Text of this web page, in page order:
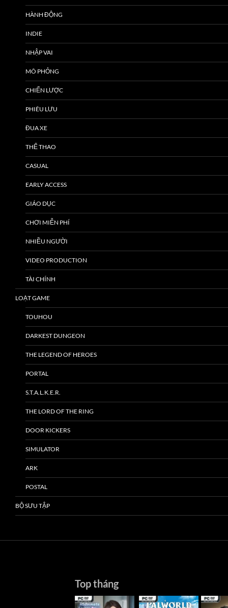
HÀNH ĐỘNG
INDIE
NHẬP VAI
MÔ PHỎNG
CHIẾN LƯỢC
PHIÊU LƯU
ĐUA XE
THỂ THAO
CASUAL
EARLY ACCESS
GIÁO DỤC
CHƠI MIỄN PHÍ
NHIỀU NGƯỜI
VIDEO PRODUCTION
TÀI CHÍNH
LOẠT GAME
TOUHOU
DARKEST DUNGEON
THE LEGEND OF HEROES
PORTAL
S.T.A.L.K.E.R.
THE LORD OF THE RING
DOOR KICKERS
SIMULATOR
ARK
POSTAL
BỘ SƯU TẬP
Top tháng